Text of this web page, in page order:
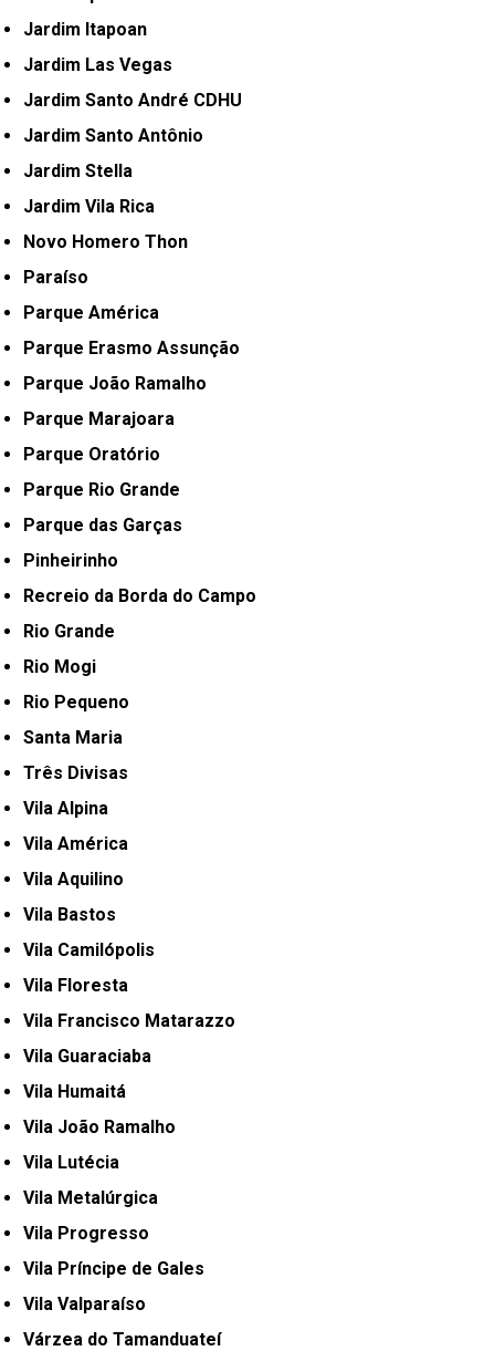
Jardim Itapoan
Jardim Las Vegas
Jardim Santo André CDHU
Jardim Santo Antônio
Jardim Stella
Jardim Vila Rica
Novo Homero Thon
Paraíso
Parque América
Parque Erasmo Assunção
Parque João Ramalho
Parque Marajoara
Parque Oratório
Parque Rio Grande
Parque das Garças
Pinheirinho
Recreio da Borda do Campo
Rio Grande
Rio Mogi
Rio Pequeno
Santa Maria
Três Divisas
Vila Alpina
Vila América
Vila Aquilino
Vila Bastos
Vila Camilópolis
Vila Floresta
Vila Francisco Matarazzo
Vila Guaraciaba
Vila Humaitá
Vila João Ramalho
Vila Lutécia
Vila Metalúrgica
Vila Progresso
Vila Príncipe de Gales
Vila Valparaíso
Várzea do Tamanduateí